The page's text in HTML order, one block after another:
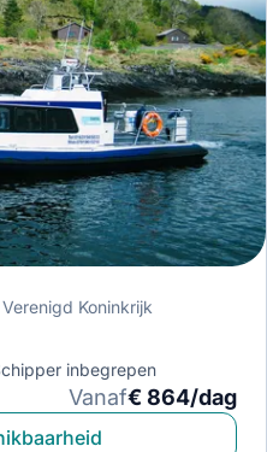
Koninkrijk
inbegrepen
Vanaf€ 864/dag